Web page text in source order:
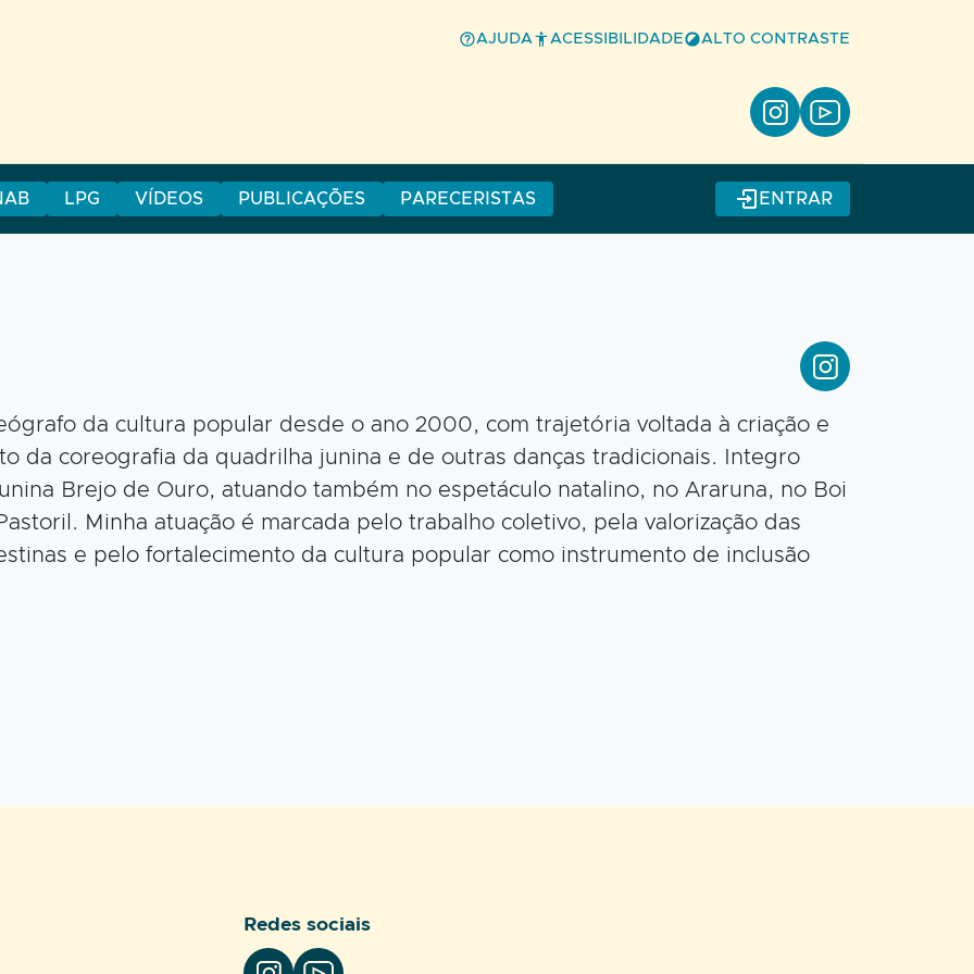
AJUDA ACESSIBILIDADE ALTO CONTRASTE
LPG VÍDEOS PUBLICAÇÕES PARECERISTAS ENTRAR
da cultura popular desde o ano 2000, com trajetória voltada à criação e
da coreografia da quadrilha junina e de outras danças tradicionais. Integro
Brejo de Ouro, atuando também no espetáculo natalino, no Araruna, no Boi
Minha atuação é marcada pelo trabalho coletivo, pela valorização das
e pelo fortalecimento da cultura popular como instrumento de inclusão
Redes sociais